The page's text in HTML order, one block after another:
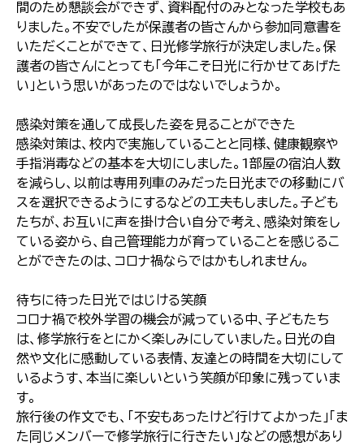
間のため懇談会ができず、資料配付のみとなった学校もあ
りました。不安でしたが保護者の皆さんから参加同意書を
いただくことができて、日光修学旅行が決定しました。保
護者の皆さんにとっても「今年こそ日光に行かせてあげた
い」という思いがあったのではないでしょうか。
感染対策を通して成長した姿を見ることができた
感染対策は、校内で実施していることと同様、健康観察や
手指消毒などの基本を大切にしました。1部屋の宿泊人数
を減らし、以前は専用列車のみだった日光までの移動にバ
スを選択できるようにするなどの工夫もしました。子ども
たちが、お互いに声を掛け合い自分で考え、感染対策をし
ている姿から、自己管理能力が育っていることを感じるこ
とができたのは、コロナ禍ならではかもしれません。
待ちに待った日光ではじける笑顔
コロナ禍で校外学習の機会が減っている中、子どもたち
は、修学旅行をとにかく楽しみにしていました。日光の自
然や文化に感動している表情、友達との時間を大切にして
いるようす、本当に楽しいという笑顔が印象に残っていま
す。
旅行後の作文でも、「不安もあったけど行けてよかった」「ま
た同じメンバーで修学旅行に行きたい」などの感想があり